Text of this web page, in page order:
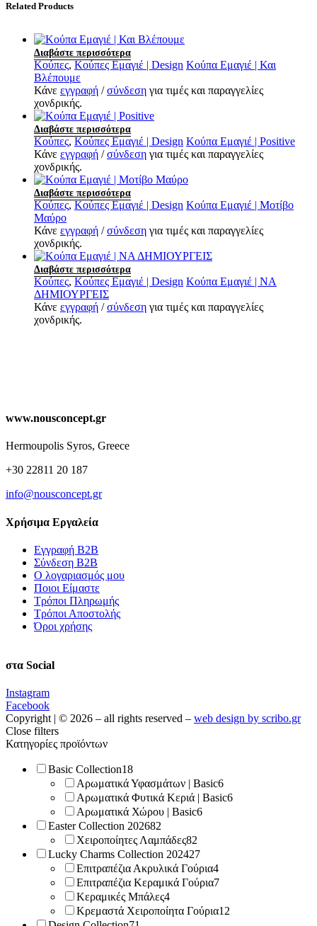
Related Products
Διαβάστε περισσότερα
Κούπες, Κούπες Εμαγιέ | Design Κούπα Εμαγιέ | Και
Βλέπουμε
Κάνε εγγραφή /σύνδεση για τιμές και παραγγελίες
χονδρικής.
Διαβάστε περισσότερα
Κούπες, Κούπες Εμαγιέ | Design Κούπα Εμαγιέ | Positive
Κάνε εγγραφή /σύνδεση για τιμές και παραγγελίες
χονδρικής.
Διαβάστε περισσότερα
Κούπες, Κούπες Εμαγιέ | Design Κούπα Εμαγιέ | Μοτίβο
Μαύρο
Κάνε εγγραφή /σύνδεση για τιμές και παραγγελίες
χονδρικής.
Διαβάστε περισσότερα
Κούπες, Κούπες Εμαγιέ | Design Κούπα Εμαγιέ | ΝΑ
ΔΗΜΙΟΥΡΓΕΙΣ
Κάνε εγγραφή /σύνδεση για τιμές και παραγγελίες
χονδρικής.
www.nousconcept.gr
Hermoupolis Syros, Greece
+30 22811 20 187
info@nousconcept.gr
Χρήσιμα Εργαλεία
Εγγραφή Β2Β
Σύνδεση Β2Β
Ο λογαριασμός μου
Ποιοι Είμαστε
Τρόποι Πληρωμής
Τρόποι Αποστολής
Όροι χρήσης
στα Social
Instagram
Facebook
Copyright | © 2026 – all rights reserved – web design by scribo.gr
Close filters
Κατηγορίες προϊόντων
Basic Collection18
Αρωματικά Υφασμάτων | Basic6
Αρωματικά Φυτικά Κεριά | Basic6
Αρωματικά Χώρου | Basic6
Easter Collection 202682
Χειροποίητες Λαμπάδες82
Lucky Charms Collection 202427
Επιτραπέζια Ακρυλικά Γούρια4
Επιτραπέζια Κεραμικά Γούρια7
Κεραμικές Μπάλες4
Κρεμαστά Χειροποίητα Γούρια12